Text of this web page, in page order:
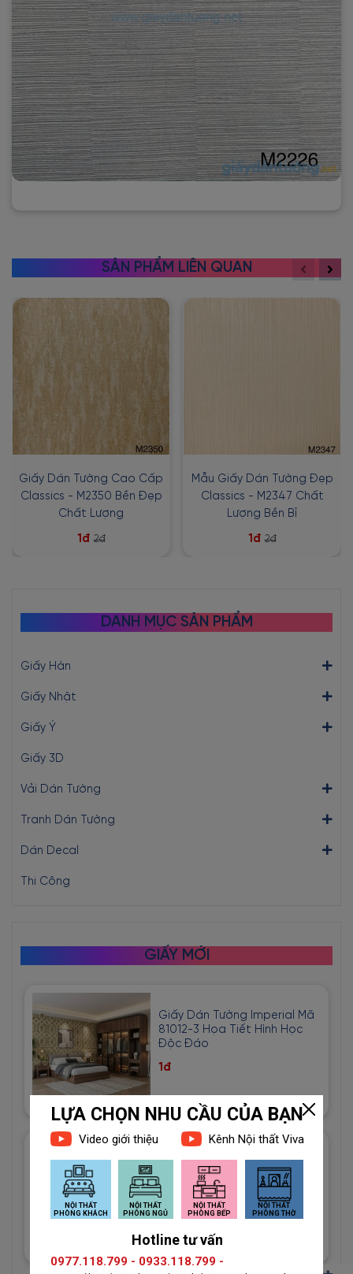
SẢN PHẨM LIÊN QUAN
Giấy Dán Tường Cao Cấp
Classics - M2350 Bền Đẹp
Chất Lượng
1đ 2đ
Mẫu Giấy Dán Tường Đẹp
Classics - M2347 Chất
Lượng Bền Bỉ
1đ 2đ
DANH MỤC SẢN PHẨM
Giấy Hàn
Giấy Nhật
Giấy Ý
Giấy 3D
Vải Dán Tường
Tranh Dán Tường
Dán Decal
Thi Công
GIẤY MỚI
Giấy Dán Tường Imperial Mã
81012-3 Họa Tiết Hình Học
Độc Đáo
1đ
Giấy Dán Tường Imperial Mã
81013-2 Vân Vải Dệt Màu
Trắng
1đ